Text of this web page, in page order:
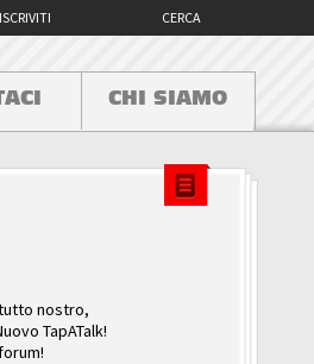
CERCA
ISCRIVITI
CHI SIAMO
nostro,
TapATalk!